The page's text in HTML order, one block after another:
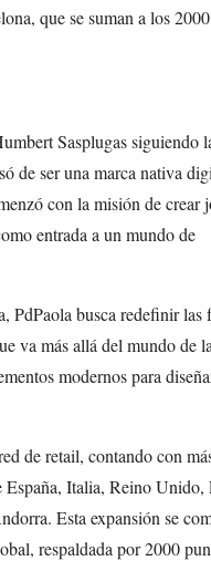
que se suman a los
Sasplugas siguiendo
de ser una marca nativa
con la misión de crear
entrada a un mundo de
PdPaola busca redefinir las
va más allá del mundo de
modernos para
de retail, contando con
España, Italia, Reino Unido,
Esta expansión se
respaldada por 2000